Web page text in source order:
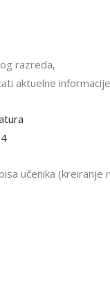
razreda,
aktuelne
učenika